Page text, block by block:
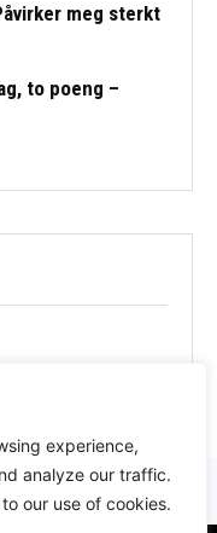
experience,
analyze our traffic.
our use of cookies.
meg sterkt
to poeng –